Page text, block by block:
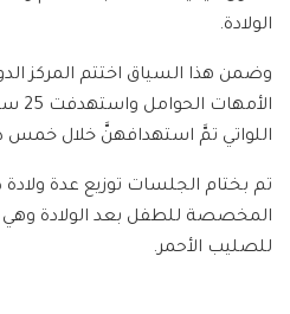
الولادة.
وضمن هذا السياق اختتم المركز
اللواتي تمَّ استهدافهنَّ خلال خمس دورات
تم بختام الجلسات توزيع عدة
المخصصة للطفل بعد الولادة وهي
للصليب الأحمر.